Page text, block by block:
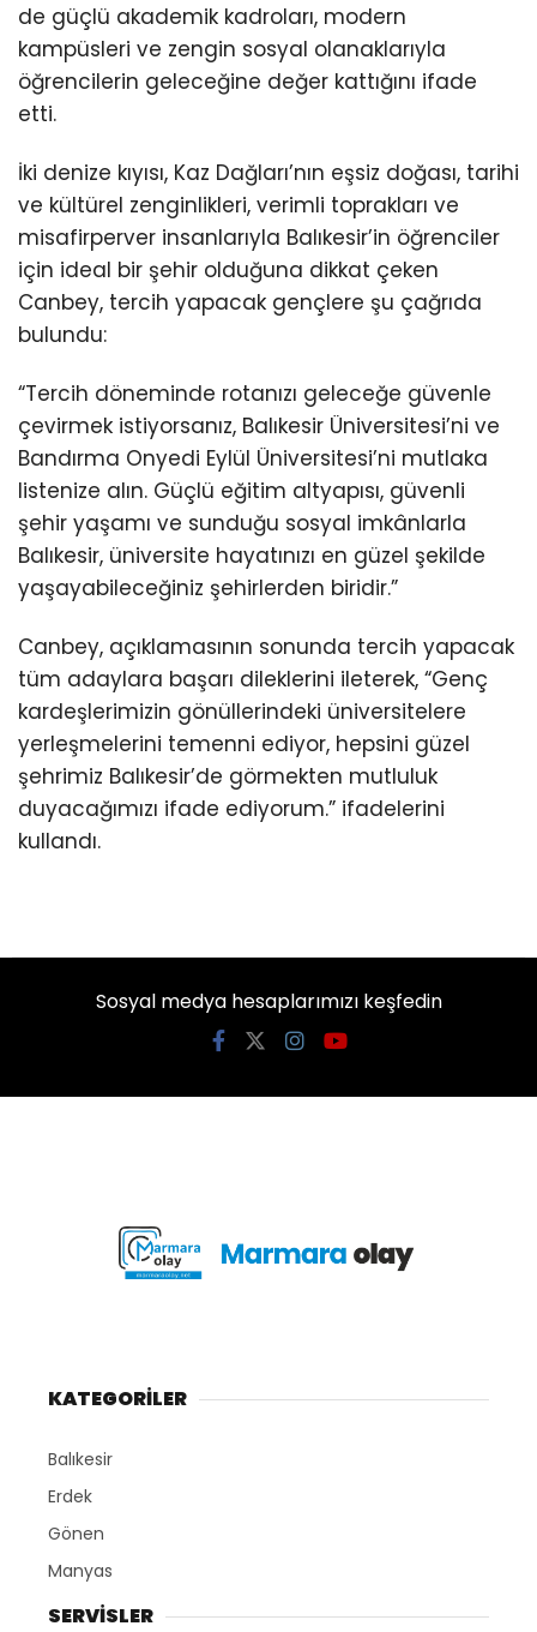
de güçlü akademik kadroları, modern
kampüsleri ve zengin sosyal olanaklarıyla
öğrencilerin geleceğine değer kattığını ifade
etti.
İki denize kıyısı, Kaz Dağları’nın eşsiz doğası, tarihi
ve kültürel zenginlikleri, verimli toprakları ve
misafirperver insanlarıyla Balıkesir’in öğrenciler
için ideal bir şehir olduğuna dikkat çeken
Canbey, tercih yapacak gençlere şu çağrıda
bulundu:
“Tercih döneminde rotanızı geleceğe güvenle
çevirmek istiyorsanız, Balıkesir Üniversitesi’ni ve
Bandırma Onyedi Eylül Üniversitesi’ni mutlaka
listenize alın. Güçlü eğitim altyapısı, güvenli
şehir yaşamı ve sunduğu sosyal imkânlarla
Balıkesir, üniversite hayatınızı en güzel şekilde
yaşayabileceğiniz şehirlerden biridir.”
Canbey, açıklamasının sonunda tercih yapacak
tüm adaylara başarı dileklerini ileterek, “Genç
kardeşlerimizin gönüllerindeki üniversitelere
yerleşmelerini temenni ediyor, hepsini güzel
şehrimiz Balıkesir’de görmekten mutluluk
duyacağımızı ifade ediyorum.” ifadelerini
kullandı.
Sosyal medya hesaplarımızı keşfedin
KATEGORİLER
Balıkesir
Erdek
Gönen
Manyas
SERVİSLER